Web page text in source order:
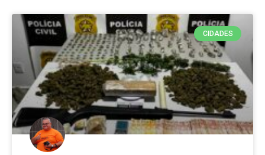
CIDADES